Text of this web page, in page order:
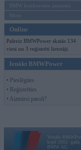
BMW konkurentu jaunumi
Moto
Online
Pašreiz BMWPower skatās 134
viesi un 3 reģistrēti lietotāji.
Ienākt BMWPower
• Pieslēgties
• Reģistrēties
• Aizmirsi paroli?
Vortāls
kopš 2002.
BMW AG.